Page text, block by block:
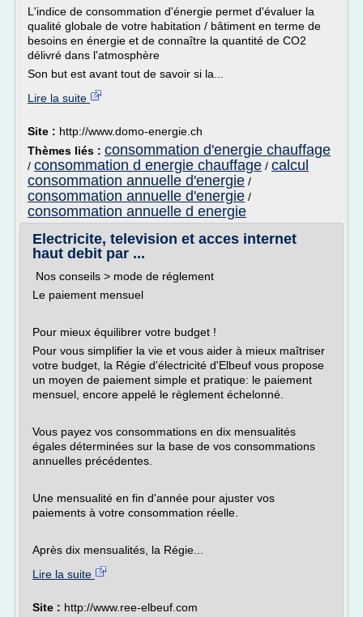
L'indice de consommation d'énergie permet d'évaluer la
qualité globale de votre habitation / bâtiment en terme de
besoins en énergie et de connaître la quantité de CO2
délivré dans l'atmosphère
Son but est avant tout de savoir si la...
Lire la suite
Site : http://www.domo-energie.ch
Thèmes liés : consommation d'energie chauffage
/ consommation d energie chauffage / calcul
consommation annuelle d'energie /
consommation annuelle d'energie /
consommation annuelle d energie
Electricite, television et acces internet
haut debit par ...
Nos conseils > mode de réglement
Le paiement mensuel
Pour mieux équilibrer votre budget !
Pour vous simplifier la vie et vous aider à mieux maîtriser
votre budget, la Régie d'électricité d'Elbeuf vous propose
un moyen de paiement simple et pratique: le paiement
mensuel, encore appelé le règlement échelonné.
Vous payez vos consommations en dix mensualités
égales déterminées sur la base de vos consommations
annuelles précédentes.
Une mensualité en fin d'année pour ajuster vos
paiements à votre consommation réelle.
Après dix mensualités, la Régie...
Lire la suite
Site : http://www.ree-elbeuf.com